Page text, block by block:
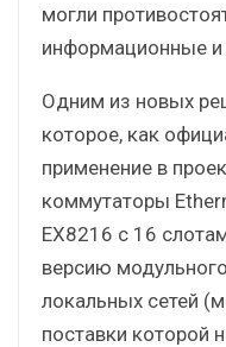
могли
информационные
Одним из новых
которое, как
применение в
коммутаторы
EX8216 с 16
версию
локальных сетей
поставки которой